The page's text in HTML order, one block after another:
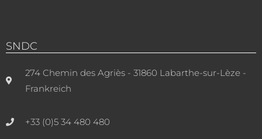
SNDC
274 Chemin des Agriès - 31860 Labarthe-sur-Lèze -
Frankreich
+33 (0)5 34 480 480